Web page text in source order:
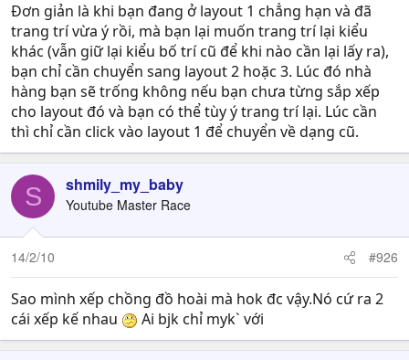
Đơn giản là khi bạn đang ở layout 1 chẳng hạn và đã
trang trí vừa ý rồi, mà bạn lại muốn trang trí lại kiểu
khác (vẫn giữ lại kiểu bố trí cũ để khi nào cần lại lấy ra),
bạn chỉ cần chuyển sang layout 2 hoặc 3. Lúc đó nhà
hàng bạn sẽ trống không nếu bạn chưa từng sắp xếp
cho layout đó và bạn có thể tùy ý trang trí lại. Lúc cần
thì chỉ cần click vào layout 1 để chuyển về dạng cũ.
S shmily_my_baby
Youtube Master Race
14/2/10 #926
Sao mình xếp chồng đồ hoài mà hok đc vậy.Nó cứ ra 2
cái xếp kế nhau
Ai bjk chỉ myk` với